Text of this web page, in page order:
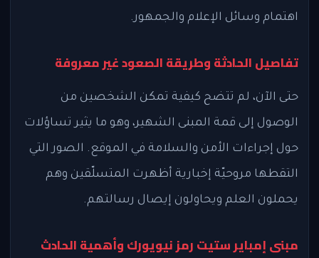
اهتمام وسائل الإعلام والجمهور.
تفاصيل الحادثة وطريقة الصعود غير معروفة
حتى الآن، لم تتضح كيفية تمكن الشخصين من
الوصول إلى قمة المبنى الشهير، وهو ما يثير تساؤلات
حول إجراءات الأمن والسلامة في الموقع. الصور التي
التقطها مروحيّة إخبارية أظهرت المتسلّقين وهم
يحملون العلم ويحاولون إيصال رسالتهم.
مبنى إمباير ستيت رمز نيويورك وأهمية الحادث